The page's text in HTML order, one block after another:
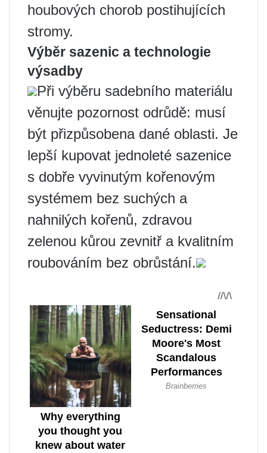
houbových chorob postihujících
stromy.
Výběr sazenic a technologie
výsadby
Při výběru sadebního materiálu
věnujte pozornost odrůdě: musí
být přizpůsobena dané oblasti. Je
lepší kupovat jednoleté sazenice
s dobře vyvinutým kořenovým
systémem bez suchých a
nahnilých kořenů, zdravou
zelenou kůrou zevnitř a kvalitním
roubováním bez obrůstání.